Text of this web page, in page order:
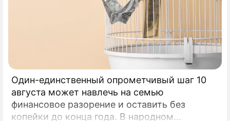
Один-единственный опрометчивый шаг 10
августа может навлечь на семью
финансовое разорение и оставить без
копейки до конца года. В народном